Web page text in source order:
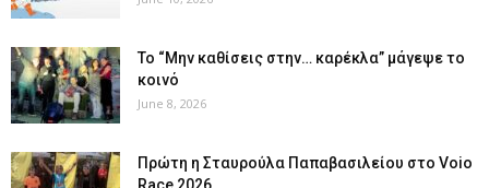
Το “Μην καθίσεις στην… καρέκλα” μάγεψε το
κοινό
June 8, 2026
Πρώτη η Σταυρούλα Παπαβασιλείου στο Voio
Race 2026